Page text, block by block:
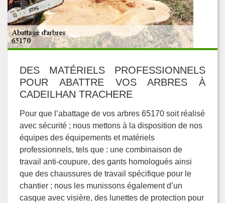
DES MATÉRIELS PROFESSIONNELS
POUR ABATTRE VOS ARBRES À
CADEILHAN TRACHERE
Pour que l’abattage de vos arbres 65170 soit réalisé
avec sécurité ; nous mettons à la disposition de nos
équipes des équipements et matériels
professionnels, tels que : une combinaison de
travail anti-coupure, des gants homologués ainsi
que des chaussures de travail spécifique pour le
chantier ; nous les munissons également d’un
casque avec visière, des lunettes de protection pour